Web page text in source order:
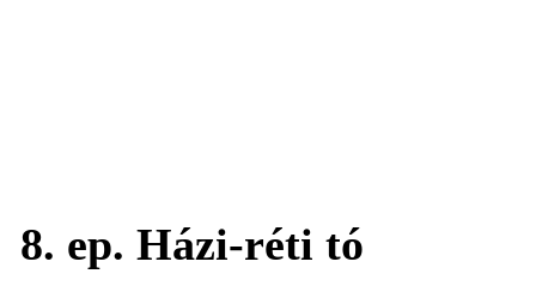
8. ep. Házi-réti tó